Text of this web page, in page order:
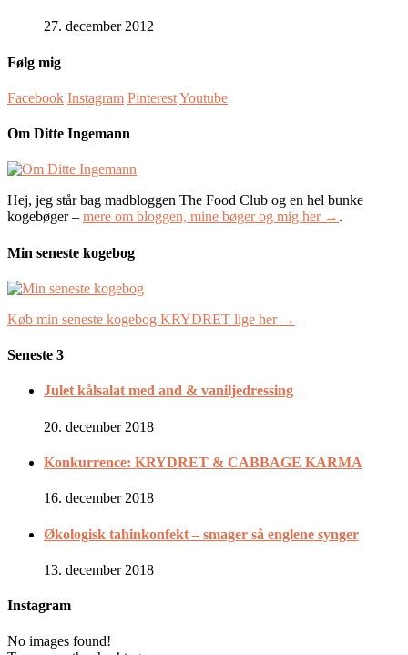
27. december 2012
Følg mig
Facebook Instagram PinterestYoutube
Om Ditte Ingemann
Hej, jeg står bag madbloggen The Food Club og en hel bunke
kogebøger – mere om bloggen, mine bøger og mig her → .
Min seneste kogebog
Køb min seneste kogebog KRYDRET lige her →
Seneste 3
Julet kålsalat med and & vaniljedressing
20. december 2018
Konkurrence: KRYDRET & CABBAGE KARMA
16. december 2018
Økologisk tahinkonfekt – smager så englene synger
13. december 2018
Instagram
No images found!